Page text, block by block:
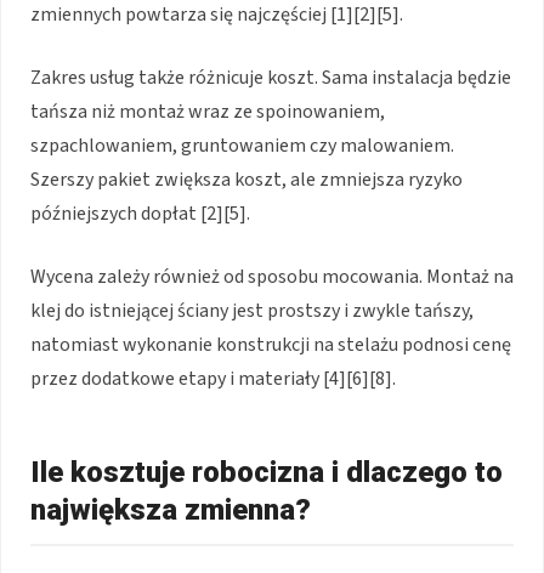
zmiennych powtarza się najczęściej [1][2][5].
Zakres usług także różnicuje koszt. Sama instalacja będzie
tańsza niż montaż wraz ze spoinowaniem,
szpachlowaniem, gruntowaniem czy malowaniem.
Szerszy pakiet zwiększa koszt, ale zmniejsza ryzyko
późniejszych dopłat [2][5].
Wycena zależy również od sposobu mocowania. Montaż na
klej do istniejącej ściany jest prostszy i zwykle tańszy,
natomiast wykonanie konstrukcji na stelażu podnosi cenę
przez dodatkowe etapy i materiały [4][6][8].
Ile kosztuje robocizna i dlaczego to
największa zmienna?